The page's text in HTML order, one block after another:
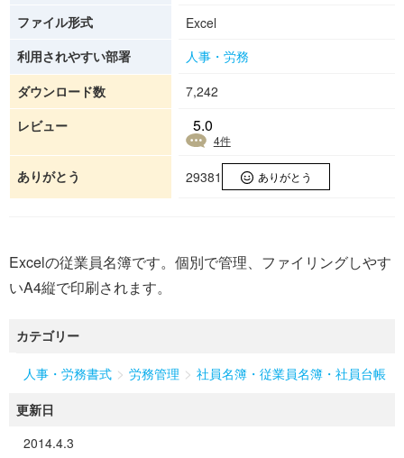
ファイル形式
Excel
利用されやすい部署
人事・労務
ダウンロード数
7,242
レビュー
5.0
4件
ありがとう 29381 ありがとう
Excelの従業員名簿です。個別で管理、ファイリングしやす
いA4縦で印刷されます。
カテゴリー
人事・労務書式 > 労務管理 > 社員名簿・従業員名簿・社員台帳
更新日
2014.4.3